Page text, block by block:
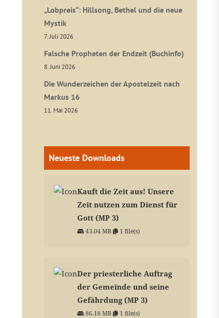
„Lobpreis“: Hillsong, Bethel und die neue
Mystik
7. Juli 2026
Falsche Propheten der Endzeit (Buchinfo)
8. Juni 2026
Die Wunderzeichen der Apostelzeit nach
Markus 16
11. Mai 2026
Neueste Downloads
Kauft die Zeit aus! Unsere
Zeit nutzen zum Dienst für
Gott (MP 3)
43.04 MB 1 file(s)
Der priesterliche Auftrag
der Gemeinde und seine
Gefährdung (MP 3)
86.18 MB 1 file(s)